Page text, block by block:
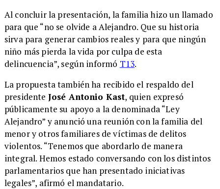
Al concluir la presentación, la familia hizo un llamado
para que “no se olvide a Alejandro. Que su historia
sirva para generar cambios reales y para que ningún
niño más pierda la vida por culpa de esta
delincuencia”, según informó T13.
La propuesta también ha recibido el respaldo del
presidente José Antonio Kast, quien expresó
públicamente su apoyo a la denominada “Ley
Alejandro” y anunció una reunión con la familia del
menor y otros familiares de víctimas de delitos
violentos. “Tenemos que abordarlo de manera
integral. Hemos estado conversando con los distintos
parlamentarios que han presentado iniciativas
legales”, afirmó el mandatario.